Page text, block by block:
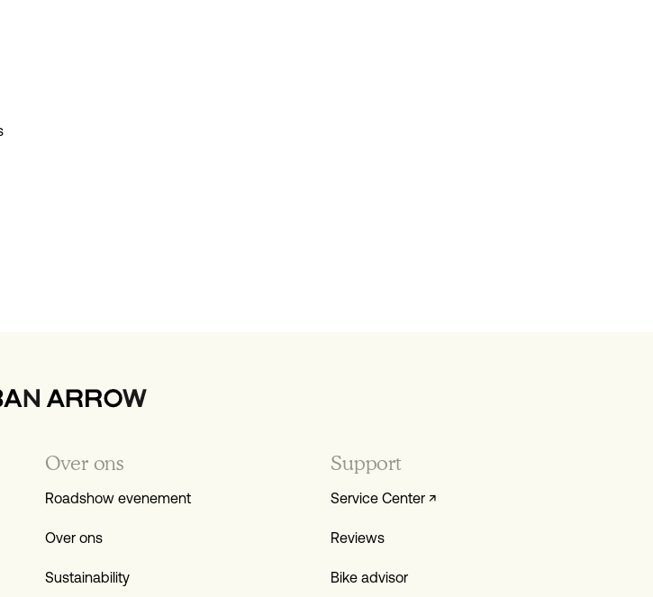
Over ons
Roadshow evenement
Over ons
Sustainability
Support
Service Center ↗
Reviews
Bike advisor